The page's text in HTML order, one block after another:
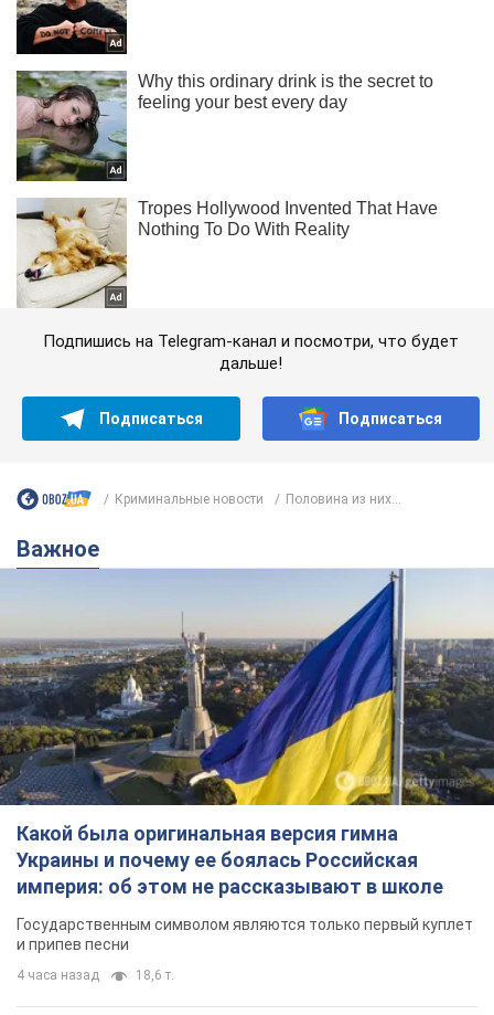
Подпишись на Telegram-канал и посмотри, что будет
дальше!
Подписаться Подписаться
Криминальные новости Половина из них...
Важное
Какой была оригинальная версия гимна
Украины и почему ее боялась Российская
империя: об этом не рассказывают в школе
Государственным символом являются только первый куплет
и припев песни
4 часа назад 18,6 т.